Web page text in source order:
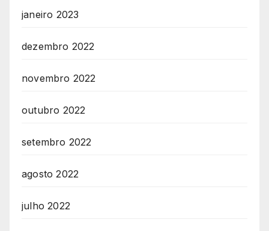
janeiro 2023
dezembro 2022
novembro 2022
outubro 2022
setembro 2022
agosto 2022
julho 2022